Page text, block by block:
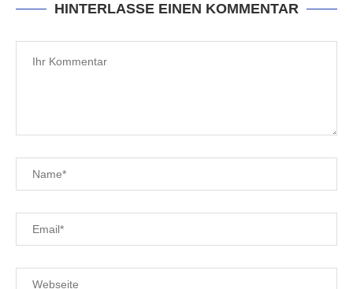
HINTERLASSE EINEN KOMMENTAR